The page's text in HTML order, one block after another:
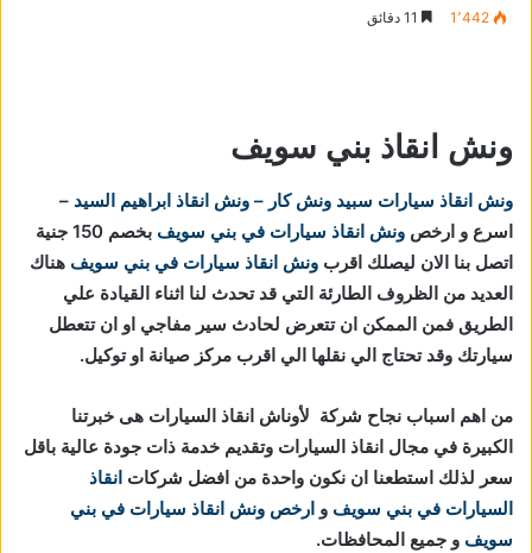
1٬442
ونش انقاذ بني سويف
ونش انقاذ سيارات سبيد ونش كار – ونش انقاذ ابراهيم السيد –
اسرع و ارخص ونش انقاذ سيارات في بني سويف
بخصم 150 جنية
اتصل بنا الان ليصلك اقرب ونش انقاذ سيارات في بني سويف هناك
العديد من الظروف الطارئة التي قد تحدث لنا اثناء القيادة علي
الطريق فمن الممكن ان تتعرض لحادث سير مفاجي او ان تتعطل
سيارتك وقد تحتاج الي نقلها الي اقرب مركز صيانة او توكيل.
من اهم اسباب نجاح شركة لأوناش انقاذ السيارات هى خبرتنا
الكبيرة في مجال انقاذ السيارات وتقديم خدمة ذات جودة عالية باقل
سعر لذلك استطعنا ان نكون واحدة من افضل شركات انقاذ
السيارات في بني سويف و ارخص ونش انقاذ سيارات في بني
سويف و جميع المحافظات.